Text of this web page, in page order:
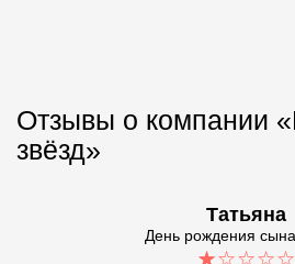
Отзывы о компании
звёзд»
Татьяна
День рождения